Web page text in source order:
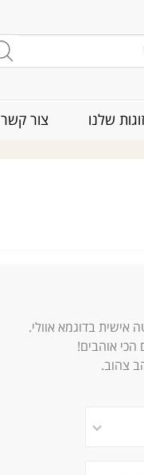
שלנו צור קשר
בדוגמא אוולי.
אוהבים!
צהוב.